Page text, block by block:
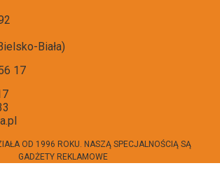
Biała)
17
OD 1996 ROKU. NASZĄ SPECJALNOŚCIĄ SĄ
GADŻETY REKLAMOWE